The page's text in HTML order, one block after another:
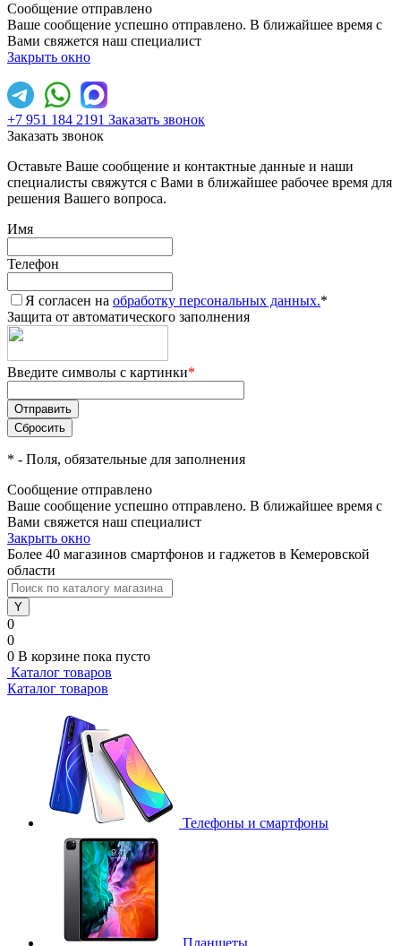
Сообщение отправлено
Ваше сообщение успешно отправлено. В ближайшее время с
Вами свяжется наш специалист
Закрыть окно
+7 951 184 2191 Заказать звонок
Заказать звонок
Оставьте Ваше сообщение и контактные данные и наши
специалисты свяжутся с Вами в ближайшее рабочее время для
решения Вашего вопроса.
Имя
Телефон
Я согласен на обработку персональных данных.*
Защита от автоматического заполнения
Введите символы с картинки*
* - Поля, обязательные для заполнения
Сообщение отправлено
Ваше сообщение успешно отправлено. В ближайшее время с
Вами свяжется наш специалист
Закрыть окно
Более 40 магазинов смартфонов и гаджетов в Кемеровской
области
0
0
0 В корзине пока пусто
Каталог товаров
Каталог товаров
Телефоны и смартфоны
Планшеты